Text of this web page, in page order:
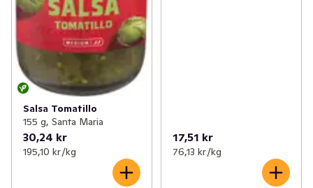
Salsa Tomatillo
155 g, Santa Maria
30,24 kr
195,10 kr /kg
17,51 kr
76,13 kr /kg